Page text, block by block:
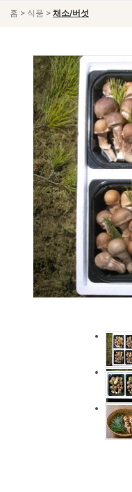
홈 > 식품 > 채소/버섯